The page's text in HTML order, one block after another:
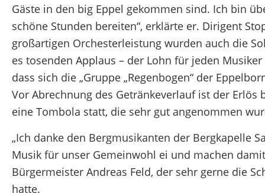
Gäste in den big Eppel gekommen sind. Ich bin
schöne Stunden bereiten“, erklärte er. Dirigent
großartigen Orchesterleistung wurden auch die
es tosenden Applaus – der Lohn für jeden
dass sich die „Gruppe „Regenbogen“ der
Vor Abrechnung des Getränkeverlauf ist der
eine Tombola statt, die sehr gut angenommen
„Ich danke den Bergmusikanten der Bergkapelle
Musik für unser Gemeinwohl ei und machen
Bürgermeister Andreas Feld, der sehr gerne die
hatte.